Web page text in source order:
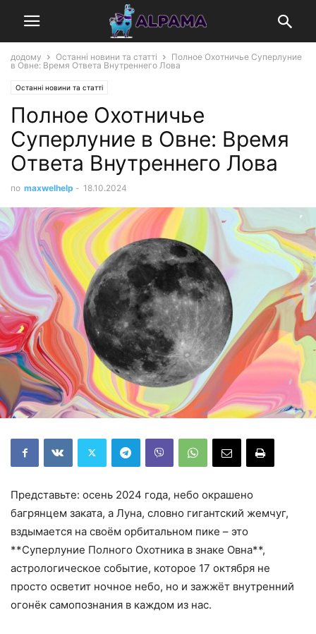
додому Останні новини та статті
Полное Охотничье Суперлуние
в Овне: Время Ответа Внутреннего Лова
Останні новини та статті
Полное Охотничье
Суперлуние в Овне: Время
Ответа Внутреннего Лова
по maxwelhelp - 18.10.2024
Представьте: осень 2024 года, небо окрашено
багрянцем заката, а Луна, словно гигантский жемчуг,
вздымается на своём орбитальном пике – это
**Суперлуние Полного Охотника в знаке Овна**,
астрологическое событие, которое 17 октября не
просто осветит ночное небо, но и зажжёт внутренний
огонёк самопознания в каждом из нас.